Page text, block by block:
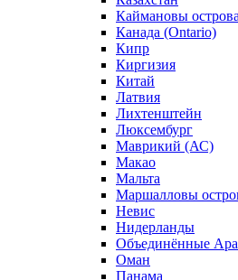
Каймановы острова
Канада (Ontario)
Кипр
Киргизия
Китай
Латвия
Лихтенштейн
Люксембург
Маврикий (АС)
Макао
Мальта
Маршалловы
Нeвис
Нидерланды
Объединённые
Оман
Панама